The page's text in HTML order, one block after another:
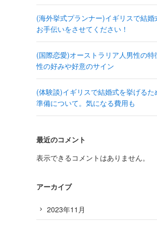
(海外挙式プランナー)イギリスで結婚
お手伝いをさせてください！
(国際恋愛)オーストラリア人男性の特
性の好みや好意のサイン
(体験談)イギリスで結婚式を挙げるた
準備について。気になる費用も
最近のコメント
表示できるコメントはありません。
アーカイブ
2023年11月